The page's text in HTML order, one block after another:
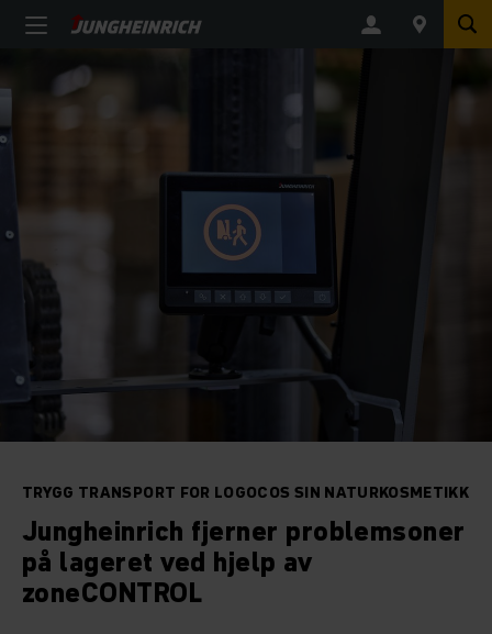
TRYGG TRANSPORT FOR LOGOCOS SIN NATURKOSMETIKK
Jungheinrich fjerner problemsoner
på lageret ved hjelp av
zoneCONTROL